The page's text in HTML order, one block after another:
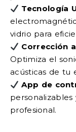
Tecnología
vidrio para
Corrección
Optimiza el
acústicas de tu
App de
profesional.